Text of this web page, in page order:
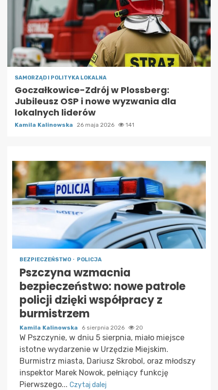
SAMORZĄD I POLITYKA LOKALNA
Goczałkowice-Zdrój w Plossberg:
Jubileusz OSP i nowe wyzwania dla
lokalnych liderów
Kamila Kalinowska 26 maja 2026 141
BEZPIECZEŃSTWO POLICJA
Pszczyna wzmacnia
bezpieczeństwo: nowe patrole
policji dzięki współpracy z
burmistrzem
Kamila Kalinowska 6 sierpnia 2026 20
W Pszczynie, w dniu 5 sierpnia, miało miejsce
istotne wydarzenie w Urzędzie Miejskim.
Burmistrz miasta, Dariusz Skrobol, oraz młodszy
inspektor Marek Nowok, pełniący funkcję
Pierwszego... Czytaj dalej